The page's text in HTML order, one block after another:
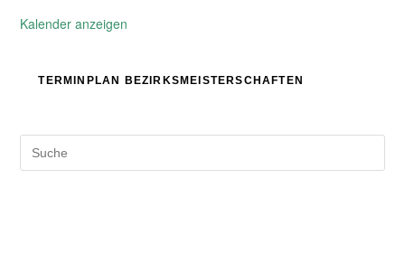
Kalender anzeigen
TERMINPLAN BEZIRKSMEISTERSCHAFTEN